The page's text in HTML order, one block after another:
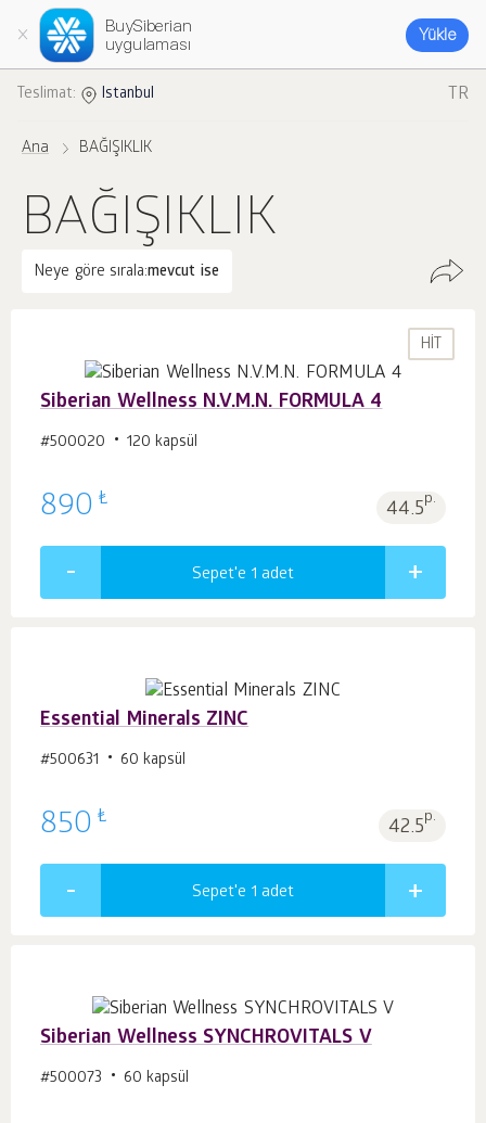
BuySiberian
uygulaması
Yükle
Teslimat: Istanbul TR
Ana BAĞIŞIKLIK
BAĞIŞIKLIK
Neye göre sırala:mevcut ise
HIT
Siberian Wellness N.V.M.N. FORMULA 4
#500020 120 kapsül
890 ₺ 44.5p.
Sepet'e 1 adet
Essential Minerals ZINC
#500631 60 kapsül
850 ₺ 42.5p.
Sepet'e 1 adet
Siberian Wellness SYNCHROVITALS V
#500073 60 kapsül